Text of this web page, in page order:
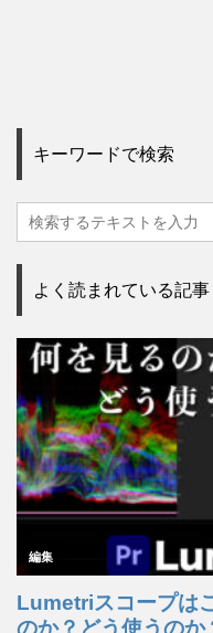
キーワードで検索
よく読まれている記事